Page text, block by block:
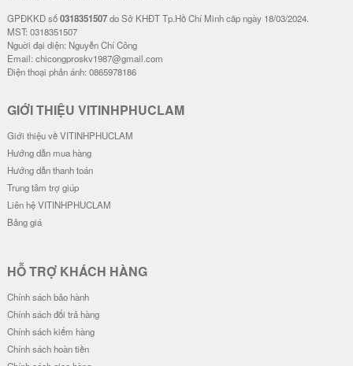
GPĐKKD số0318351507do Sở KHĐT Tp.Hồ Chí Minh cãp ngày 18/03/2024.
MST: 0318351507
Nguời đại diện: Nguyễn Chí Công
Email: chicongproskv1987@gmail.com
Điện thoại phản ánh: 0865978186
GIỚI THIỆU VITINHPHUCLAM
Giới thiệu về VITINHPHUCLAM
Hướng dẫn mua hàng
Hướng dẫn thanh toán
Trung tâm trợ giúp
Liên hệ VITINHPHUCLAM
Bảng giá
HỖ TRỢ KHÁCH HÀNG
Chính sách bảo hành
Chính sách đổi trả hàng
Chính sách kiểm hàng
Chính sách hoàn tiền